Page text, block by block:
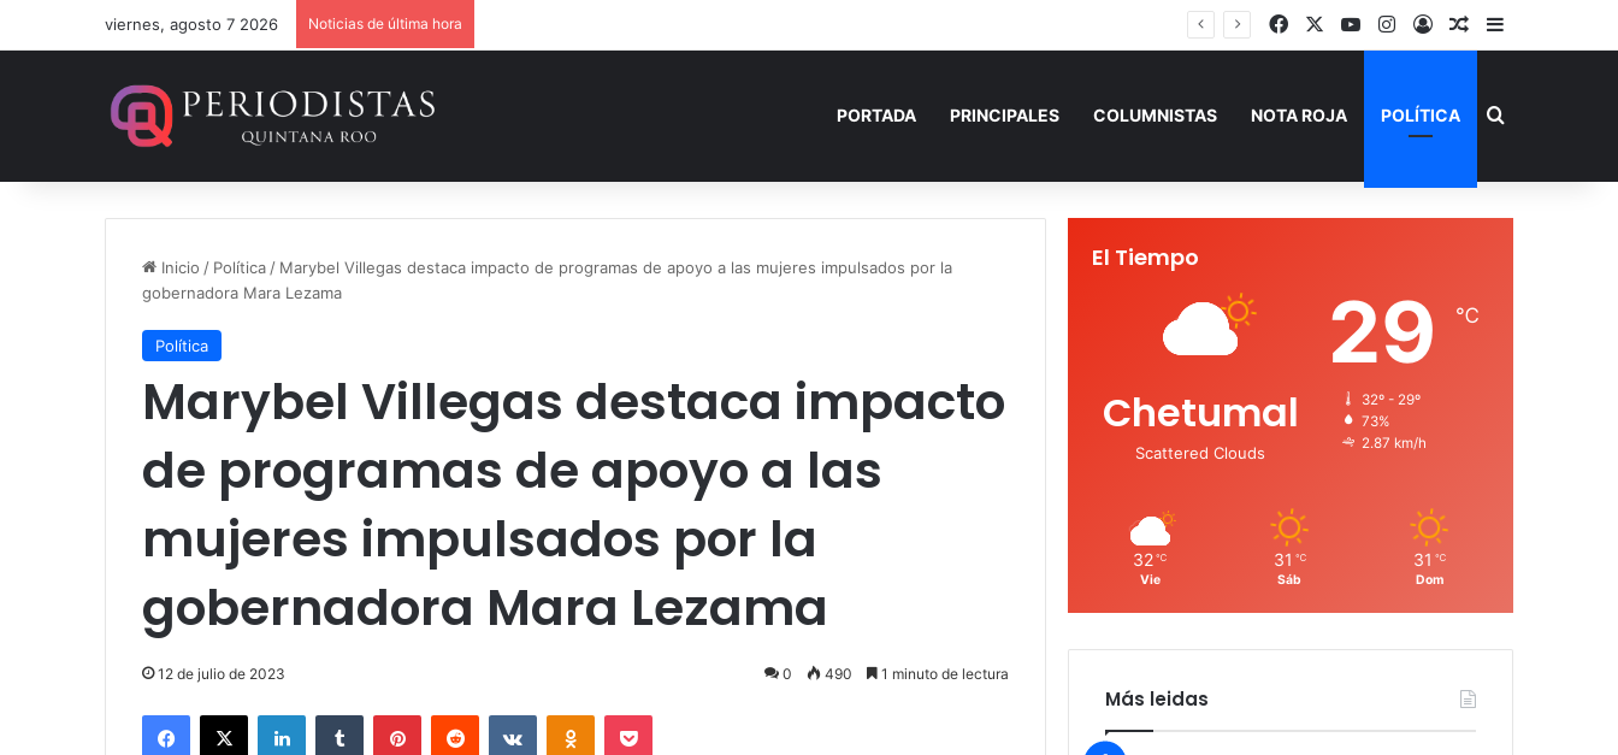
viernes, agosto 7 2026 Noticias de última hora FacebookYouTubeInstagram
AccesoPublicación al
Barra lateral
PORTADA PRINCIPALES COLUMNISTAS NOTA ROJA POLÍTICA Buscar por
Inicio / Política / Marybel Villegas destaca impacto de programas de apoyo a las mujeres impulsados por la
gobernadora Mara Lezama
Política
Marybel Villegas destaca impacto
de programas de apoyo a las
mujeres impulsados por la
gobernadora Mara Lezama
12 de julio de 2023 0 490 1 minuto de lectura
Facebook
X LinkedInTumblr PinterestReddit VKontakteOdnoklassniki
Pocket
El Tiempo
Chetumal
Scattered Clouds
29 ℃
32º - 29º
73%
2.87 km/h
32 ℃
Vie
31 ℃
Sáb
31 ℃
Dom
Más leidas